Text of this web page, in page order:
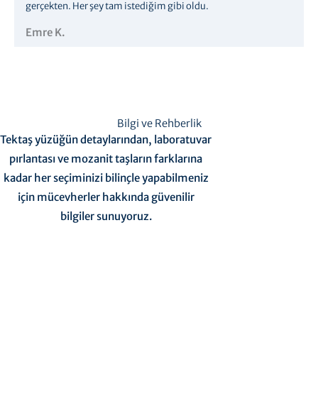
gerçekten. Her şey tam istediğim gibi oldu.
Emre K.
Bilgi ve Rehberlik
Tektaş yüzüğün detaylarından, laboratuvar
pırlantası ve mozanit taşların farklarına
kadar her seçiminizi bilinçle yapabilmeniz
için mücevherler hakkında güvenilir
bilgiler sunuyoruz.